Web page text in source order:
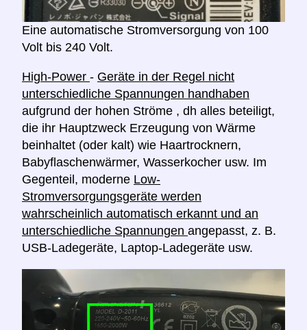
Eine automatische Stromversorgung von 100
Volt bis 240 Volt.
High-Power - Geräte in der Regel nicht
unterschiedliche Spannungen handhaben
aufgrund der hohen Ströme , dh alles beteiligt,
die ihr Hauptzweck Erzeugung von Wärme
beinhaltet (oder kalt) wie Haartrocknern,
Babyflaschenwärmer, Wasserkocher usw. Im
Gegenteil, moderne Low-
Stromversorgungsgeräte werden
wahrscheinlich automatisch erkannt und an
unterschiedliche Spannungen angepasst, z. B.
USB-Ladegeräte, Laptop-Ladegeräte usw.